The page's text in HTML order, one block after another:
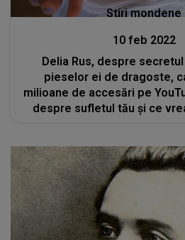
Stiri mondene
10 feb 2022
Delia Rus, despre
pieselor ei de dragoste,
milioane de accesări pe
despre sufletul tău și ce